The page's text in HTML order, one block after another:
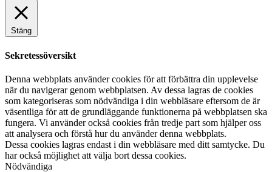
Stäng
Sekretessöversikt
Denna webbplats använder cookies för att förbättra din upplevelse
när du navigerar genom webbplatsen. Av dessa lagras de cookies
som kategoriseras som nödvändiga i din webbläsare eftersom de är
väsentliga för att de grundläggande funktionerna på webbplatsen ska
fungera. Vi använder också cookies från tredje part som hjälper oss
att analysera och förstå hur du använder denna webbplats.
Dessa cookies lagras endast i din webbläsare med ditt samtycke. Du
har också möjlighet att välja bort dessa cookies.
Nödvändiga